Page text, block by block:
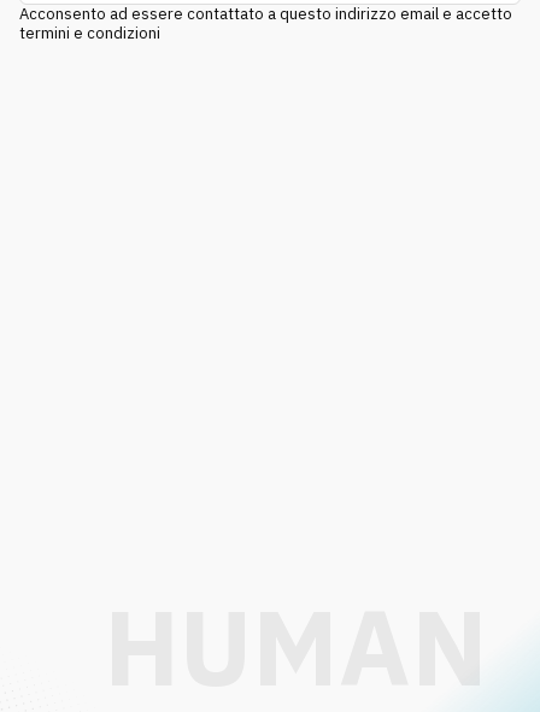
Acconsento ad essere contattato a questo indirizzo email e accetto
termini e condizioni